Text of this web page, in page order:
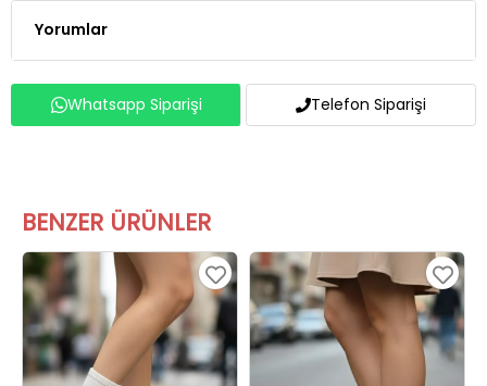
Yorumlar
Whatsapp Siparişi Telefon Siparişi
BENZER ÜRÜNLER